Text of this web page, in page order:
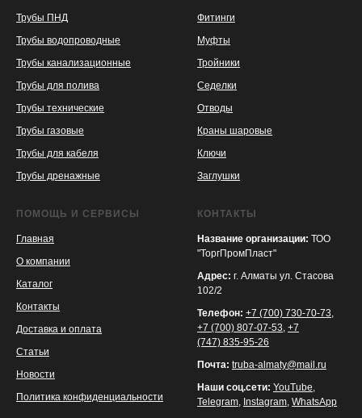
Трубы ПНД
Трубы водопроводные
Трубы канализационные
Трубы для полива
Трубы технические
Трубы газовые
Трубы для кабеля
Трубы дренажные
Фитинги
Муфты
Тройники
Седелки
Отводы
Краны шаровые
Ключи
Заглушки
ПОМОЩЬ И СЕРВИСЫ
Главная
О компании
Каталог
Контакты
Доставка и оплата
Статьи
Новости
Политика конфиденциальности
КОНТАКТЫ
Название организации: ТОО
"ТоргПромПласт"
Адрес: г. Алматы ул. Стасова
102/2
Телефон: +7 (700) 730-70-73,
+7 (700) 807-07-53, +7
(747) 835-95-26
Почта: truba-almaty@mail.ru
Наши соц.сети: YouTube,
Telegram, Instagram, WhatsApp